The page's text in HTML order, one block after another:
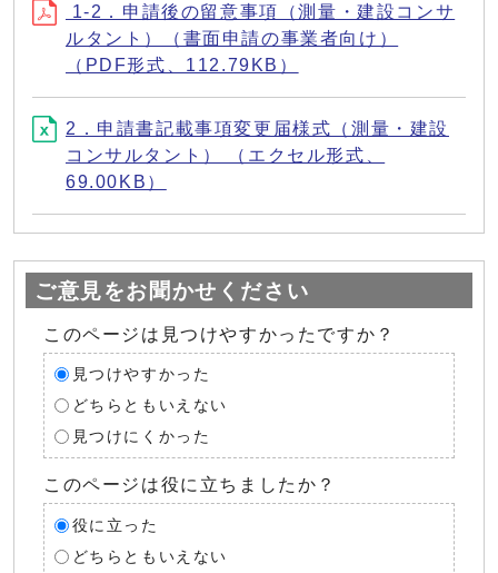
1-2．申請後の留意事項（測量・建設コンサ
ルタント）（書面申請の事業者向け）
（PDF形式、112.79KB）
2．申請書記載事項変更届様式（測量・建設
コンサルタント） （エクセル形式、
69.00KB）
ご意見をお聞かせください
このページは見つけやすかったですか？
見つけやすかった
どちらともいえない
見つけにくかった
このページは役に立ちましたか？
役に立った
どちらともいえない